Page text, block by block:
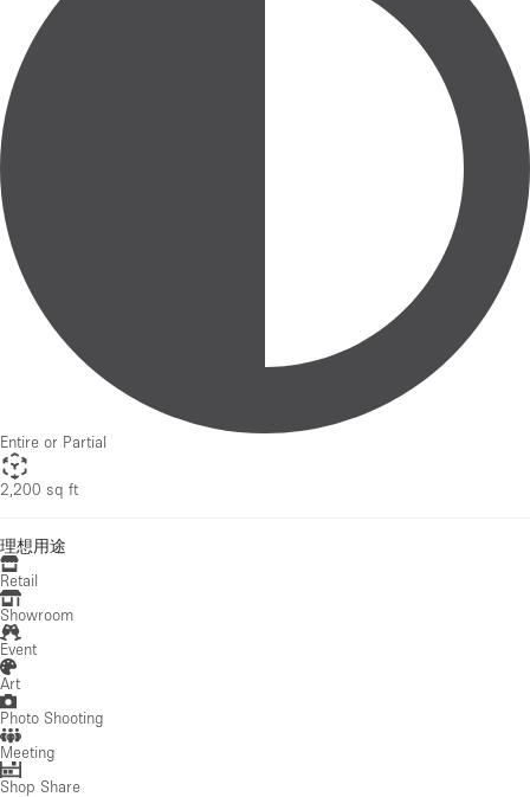
Entire or Partial
2,200 sq ft
理想用途
Retail
Showroom
Event
Art
Photo Shooting
Meeting
Shop Share